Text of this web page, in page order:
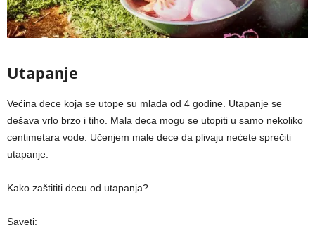
Utapanje
Većina dece koja se utope su mlađa od 4 godine. Utapanje se
dešava vrlo brzo i tiho. Mala deca mogu se utopiti u samo nekoliko
centimetara vode. Učenjem male dece da plivaju nećete sprečiti
utapanje.
Kako zaštititi decu od utapanja?
Saveti: